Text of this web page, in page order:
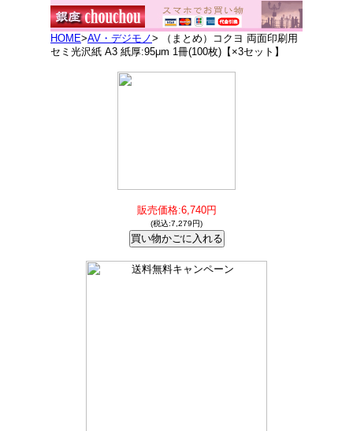
HOME>AV・デジモノ> （まとめ）コクヨ 両面印刷用
セミ光沢紙 A3 紙厚:95μm 1冊(100枚)【×3セット】
販売価格:6,740円
(税込:7,279円)